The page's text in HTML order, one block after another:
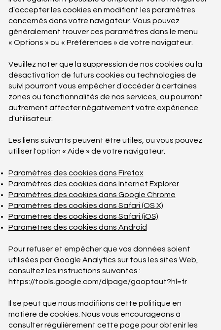
d'accepter les cookies en modifiant les paramètres
concernés dans votre navigateur. Vous pouvez
généralement trouver ces paramètres dans le menu
« Options » ou « Préférences » de votre navigateur.
Veuillez noter que la suppression de nos cookies ou la
désactivation de futurs cookies ou technologies de
suivi pourront vous empêcher d'accéder à certaines
zones ou fonctionnalités de nos services, ou pourront
autrement affecter négativement votre expérience
d'utilisateur.
Les liens suivants peuvent être utiles, ou vous pouvez
utiliser l'option « Aide » de votre navigateur.
Paramètres des cookies dans Firefox
Paramètres des cookies dans Internet Explorer
Paramètres des cookies dans Google Chrome
Paramètres des cookies dans Safari (OS X)
Paramètres des cookies dans Safari (iOS)
Paramètres des cookies dans Android
Pour refuser et empêcher que vos données soient
utilisées par Google Analytics sur tous les sites Web,
consultez les instructions suivantes :
https://tools.google.com/dlpage/gaoptout?hl=fr
Il se peut que nous modifiions cette politique en
matière de cookies. Nous vous encourageons à
consulter régulièrement cette page pour obtenir les